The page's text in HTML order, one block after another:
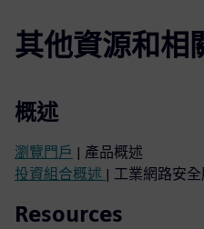
其他資源和相
概述
瀏覽門戶 | 產品概述
投資組合概述 | 工業網路安全
Resources